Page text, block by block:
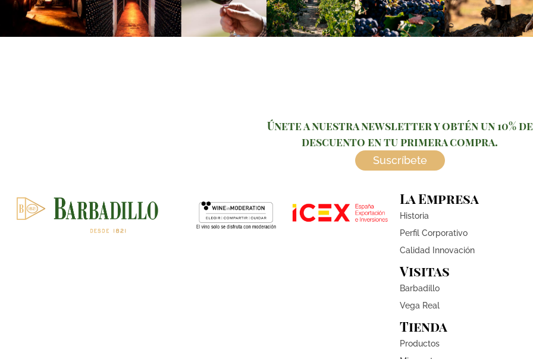
Únete a nuestra newsletter y obtén un 10% de
descuento en tu primera compra.
Suscríbete
La Empresa
Historia
Perfil Corporativo
Calidad Innovación
Visitas
Barbadillo
Vega Real
Tienda
Productos